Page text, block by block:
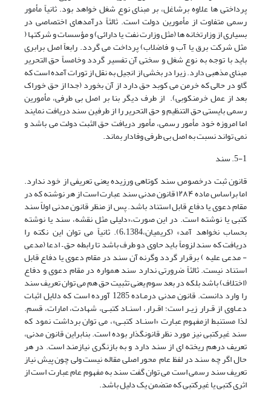
پرداختی ها علاوه برشاغل، بر مبنای نوع شغل خواهد بود. ثانیاً مأمور
رسمی متفاوت از مأمورین دولت است. ثالثاً درآمدهای اختصاصی در
بسیاری از وزارتخانه ها (مثل وزارت نفت یا دارائی) و مؤسسات و شرکتها (
مثل شرکت برق یا آب و فاضلاب) پرداخت می گردد. رابعاً اصل برابری
باید با توجه به نوع شغل و سختی آن تفسیر گردد وخامساً حق التحریر
مبنای مذهبی دارد. زیرا در بخشی از انجیل به نقل از تورات آمده است که
گاو در حالی که خرمن می کوبد حق دارد از آن بخورد (جدا از حق خوراک
بعد از عمل خرمنکوبی). از طرف دیگر بنا بر اصل بی طرفی، مأمورین
رسمی بایستی حق التنظیم و حق التحریر را از طرفین سند دریافت نمایند
اما امروزه خود مأمور رسمی، مأمور دریافت حق الثبت دولت می باشد و
نمی تواند نسبت به اصل بی طرفی وفادار بماند.
5-1. سند
قانون ثبت درخصوص سند کوتاهی ورزیده یعنی تعریفی از خود ندارد.
اما براساس ماده ۱۲۸۴ قانون مدنی سند عبارت است از هر نوشته که در
مقام دعوی یا دفاع قابل استناد باشد. پس از منظر قانون مدنی اولاً سند
کتبی یا نوشته است. در این صورت،«دلیلی مثل نقشه، سند یا نوشته
بحساب نخواهد آمد» (کریمیان،6،1384). ثانیاً می توان این نکته را
دریافت که سند لزوماً باید حاوی دو طرف باشد تا رابطه حق – ادعا (مدعی
- مدعی علیه ) برقرار گردد وگرنه آن سند در مقام دعوی یا دفاع قابل
استناد نیست. ثالثاً ضرورتی ندارد سند همواره در مقام دعوی و دفاع
(اختلاف) باشد بلکه در بعد سوم یعنی تثبیت حق هم می توان تعریف سند
را وارد دانست. قانون مدنی درمـاده 1285 آورده است که دلایل اثبات
دعـاوی از قـرار زیـر است؛ اقـرار، اسنـاد کتبـی، شهادت، امارات، قسم.
لذا مستنبط ازمفهوم عبارت «اسنـاد کتبـی»، می توان برداشت نمود که
سند غیرکتبی نیز مورد نظر قانونگذار بوده است. بنابراین قانون مدنی،
تعریف درهم ریخته ای از سند دارد و به بازنگری نیازمند است. در هر
حال اگر چه سند در لفظ عام محور اصلی مقاله نیست ولی چون پیش نیاز
تعریف سند رسمی است می توان گفت سند به مفهوم عام عبارت است از
اثری کتبی یا غیرکتبی که متضمن یک دلیل باشد.